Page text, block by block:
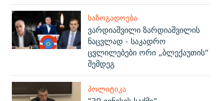
ᲡᲐᲖᲝᲒᲐᲓᲝᲔᲑᲐ
ვარდიაშვილი ზარდიაშვილის
ნაცვლად - საკადრო
ცვლილებები ორი „ბლექაუთის“
შემდეგ
ᲞᲝᲚᲘᲢᲘᲙᲐ